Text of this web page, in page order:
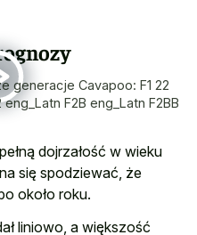
generacje Cavapoo: F1 22
eng_Latn F2B eng_Latn F2BB
dojrzałość w wieku
się spodziewać, że
około roku.
liniowo, a większość